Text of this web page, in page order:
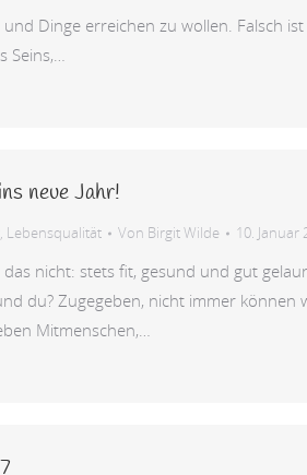
Dinge erreichen zu wollen. Falsch
Seins,…
neue Jahr!
, Lebensqualität Von Birgit Wilde 10. Januar
das nicht: stets fit, gesund und gut
du? Zugegeben, nicht immer können
Mitmenschen,…